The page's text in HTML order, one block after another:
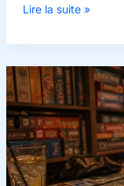
Jeux
les
soirées
:
sans
matériel,
adaptés
au
nombre
Lire la suite »